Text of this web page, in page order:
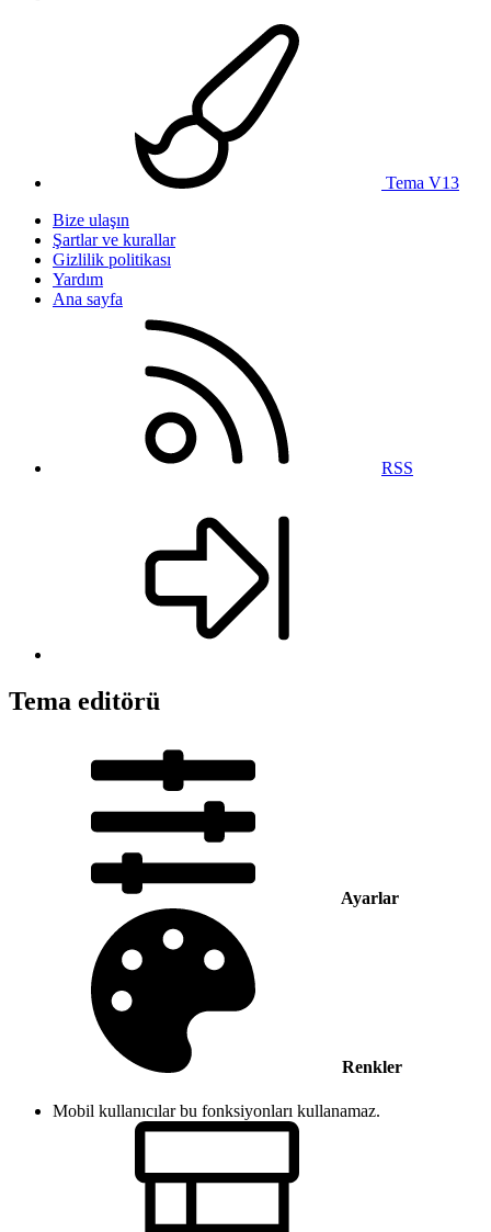
Tema V13
Bize ulaşın
Şartlar ve kurallar
Gizlilik politikası
Yardım
Ana sayfa
RSS
Tema editörü
Ayarlar
Renkler
Mobil kullanıcılar bu fonksiyonları kullanamaz.